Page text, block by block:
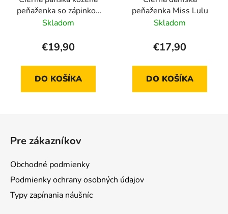
peňaženka so zápinkou
v krabičke GROSSO
Skladom
€19,90
DO KOŠÍKA
peňaženka Miss Lulu
Skladom
€17,90
DO KOŠÍKA
Pre zákazníkov
Obchodné podmienky
Podmienky ochrany osobných údajov
Typy zapínania náušníc